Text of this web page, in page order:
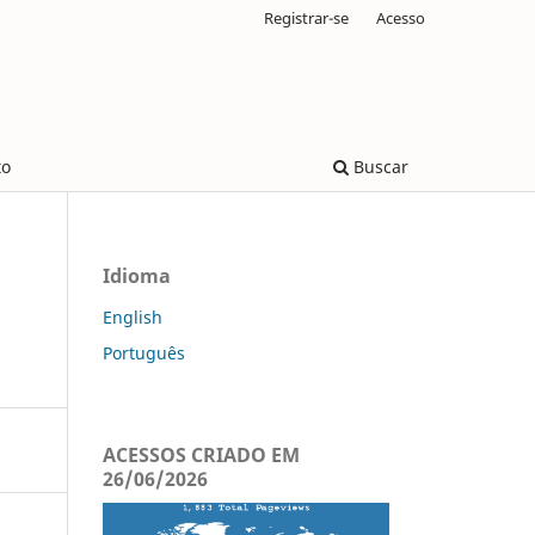
Buscar
Registrar-se Acesso
Idioma
English
Português
ACESSOS CRIADO EM
26/06/2026